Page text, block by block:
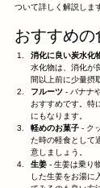
ついて詳しく解説しま
おすすめの
消化に良い炭水化
水化物は、消化が
間以上前に少量摂
フルーツ - バナナ
おすすめです。特
にもなります。
軽めのお菓子 - ク
た時の軽食として
意しましょう。
生姜 - 生姜は乗り
した生姜をお湯に